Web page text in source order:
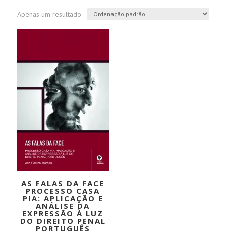
Apenas um resultado
AS FALAS DA FACE
PROCESSO CASA
PIA: APLICAÇÃO E
ANÁLISE DA
EXPRESSÃO À LUZ
DO DIREITO PENAL
PORTUGUÊS